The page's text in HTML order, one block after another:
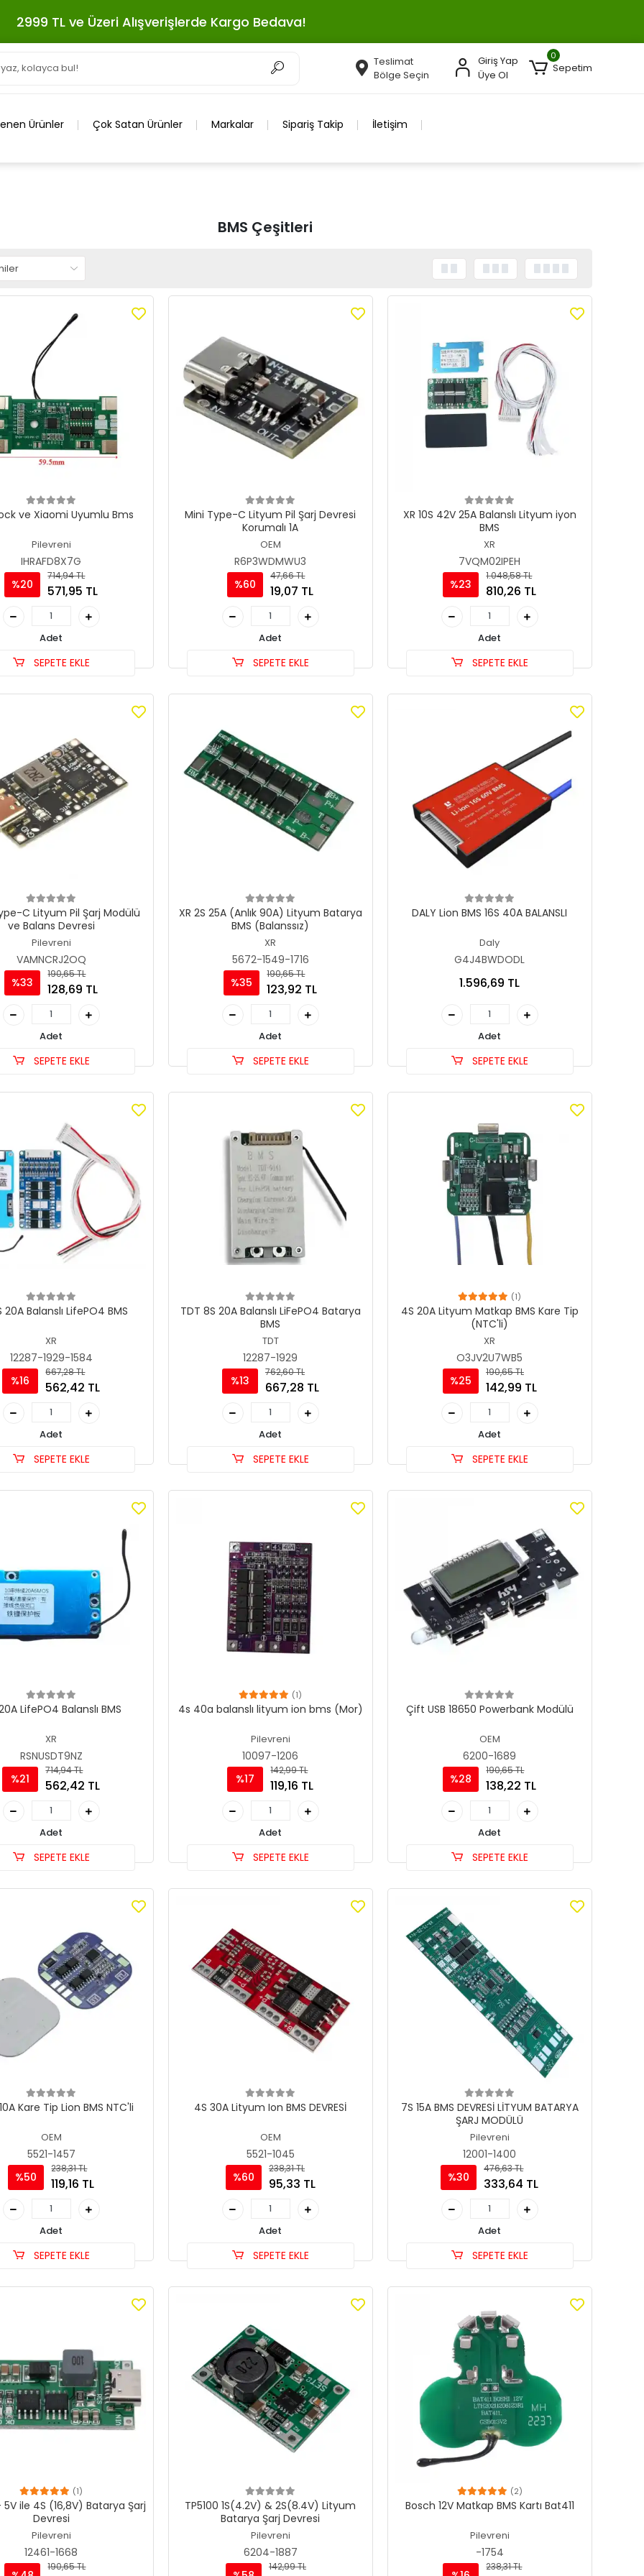
2999 TL ve Üzeri Alışverişlerde Kargo Bedava!
Teslimat
Bölge Seçin
Giriş Yap
Üye Ol
0
Sepetim
Ürünler Çok Satan Ürünler Markalar Sipariş Takip İletişim
BMS Çeşitleri
ve Xiaomi Uyumlu Bms
Pilevreni
IHRAFD8X7G
%20
714,94 TL
571,95 TL
Adet
SEPETE EKLE
Mini Type-C Lityum Pil Şarj Devresi
Korumalı 1A
OEM
R6P3WDMWU3
%60
47,66 TL
19,07 TL
Adet
SEPETE EKLE
XR 10S 42V 25A Balanslı Lityum iyon
BMS
XR
7VQM02IPEH
%23
1.048,58 TL
810,26 TL
Adet
SEPETE EKLE
C Lityum Pil Şarj Modülü
ve Balans Devresi
Pilevreni
VAMNCRJ2OQ
%33
190,65 TL
128,69 TL
Adet
SEPETE EKLE
XR 2S 25A (Anlık 90A) Lityum Batarya
BMS (Balanssız)
XR
5672-1549-1716
%35
190,65 TL
123,92 TL
Adet
SEPETE EKLE
DALY Lion BMS 16S 40A BALANSLI
Daly
G4J4BWDODL
1.596,69 TL
Adet
SEPETE EKLE
20A Balanslı LifePO4 BMS
XR
12287-1929-1584
%16
667,28 TL
562,42 TL
Adet
SEPETE EKLE
TDT 8S 20A Balanslı LiFePO4 Batarya
BMS
TDT
12287-1929
%13
762,60 TL
667,28 TL
Adet
SEPETE EKLE
(1)
4S 20A Lityum Matkap BMS Kare Tip
(NTC'li)
XR
O3JV2U7WB5
%25
190,65 TL
142,99 TL
Adet
SEPETE EKLE
LifePO4 Balanslı BMS
XR
RSNUSDT9NZ
%21
714,94 TL
562,42 TL
Adet
SEPETE EKLE
(1)
4s 40a balanslı lityum ion bms (Mor)
Pilevreni
10097-1206
%17
142,99 TL
119,16 TL
Adet
SEPETE EKLE
Çift USB 18650 Powerbank Modülü
OEM
6200-1689
%28
190,65 TL
138,22 TL
Adet
SEPETE EKLE
Kare Tip Lion BMS NTC'li
OEM
5521-1457
%50
238,31 TL
119,16 TL
Adet
SEPETE EKLE
4S 30A Lityum Ion BMS DEVRESİ
OEM
5521-1045
%60
238,31 TL
95,33 TL
Adet
SEPETE EKLE
7S 15A BMS DEVRESİ LİTYUM BATARYA
ŞARJ MODÜLÜ
Pilevreni
12001-1400
%30
476,63 TL
333,64 TL
Adet
SEPETE EKLE
(1)
ile 4S (16,8V) Batarya Şarj
Devresi
Pilevreni
12461-1668
190,65 TL
TP5100 1S(4.2V) & 2S(8.4V) Lityum
Batarya Şarj Devresi
Pilevreni
6204-1887
142,99 TL
(2)
Bosch 12V Matkap BMS Kartı Bat411
Pilevreni
-1754
238,31 TL